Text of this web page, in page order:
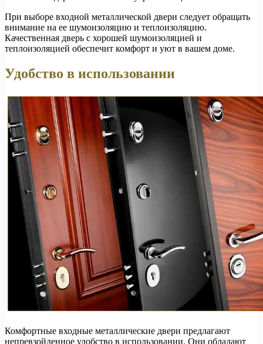
При выборе входной металлической двери следует обращать
внимание на ее шумоизоляцию и теплоизоляцию.
Качественная дверь с хорошей шумоизоляцией и
теплоизоляцией обеспечит комфорт и уют в вашем доме.
Удобство в использовании
Комфортные входные металлические двери предлагают
непревзойденное удобство в использовании. Они обладают